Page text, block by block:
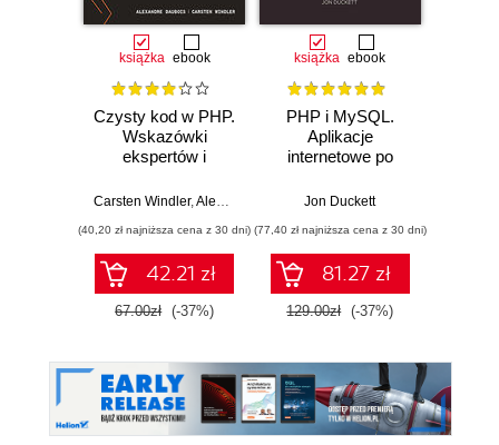
książka ebook
Czysty kod w PHP.
Wskazówki
ekspertów i
rozwiązania
piękny, przystępny
i łatwy w
utrzymaniu kod
PHP
Carsten Windler,Alexandre Daubois
(40,20 zł najniższa cena z 30 dni)
42.21 zł
67.00zł (-37%)
książka ebook
PHP i MySQL.
Aplikacje
internetowe po
Jon Duckett
(77,40 zł najniższa cena z 30 dni)
81.27 zł
129.00zł (-37%)